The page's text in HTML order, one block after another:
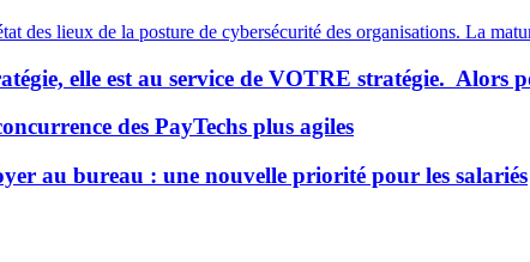
des lieux de la posture de cybersécurité des organisations. La
elle est au service de VOTRE stratégie. Alors
des PayTechs plus agiles
au bureau : une nouvelle priorité pour les salariés